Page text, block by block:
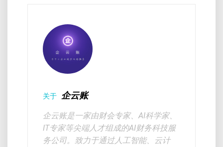
关于 企云账
企云账是一家由财会专家、AI科学家、
IT专家等尖端人才组成的AI财务科技服
务公司。致力于通过人工智能、云计